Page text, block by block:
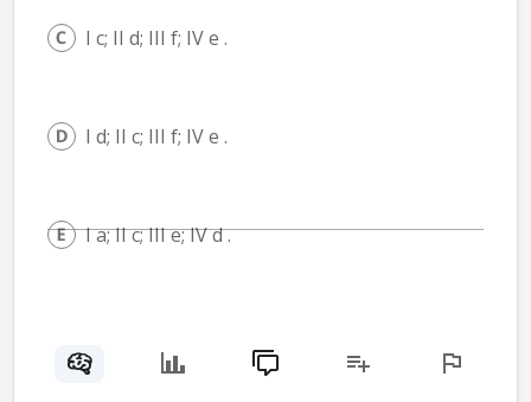
I c; II d; III f; IV e .
I d; II c; III f; IV e .
I a; II c; III e; IV d .